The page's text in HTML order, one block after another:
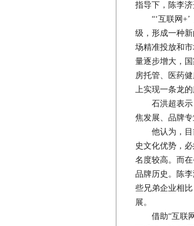
指导下，陈李
“‘互联网+’
级，形成一种
场精准投放和
量逐步增大，
房托管、医药
上实现一条龙
石洪超表示，
焦发展、品牌专
他认为，目前
史文化优势，
名度较高。而
品牌历史。陈
些兄弟企业相
展。
借助“互联网